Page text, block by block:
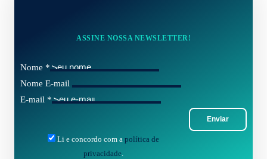
ASSINE NOSSA NEWSLETTER!
Nome *
Nome E-mail
E-mail *
Enviar
Li e concordo com a política de
privacidade.